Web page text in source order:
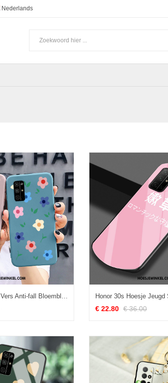
Nederlands
Honor 30s Hoesje Vers Anti-fall Bloemblaadjes, Honor 30s Hoesje Nieuw Siliconen
€ 22.80 € 36.00